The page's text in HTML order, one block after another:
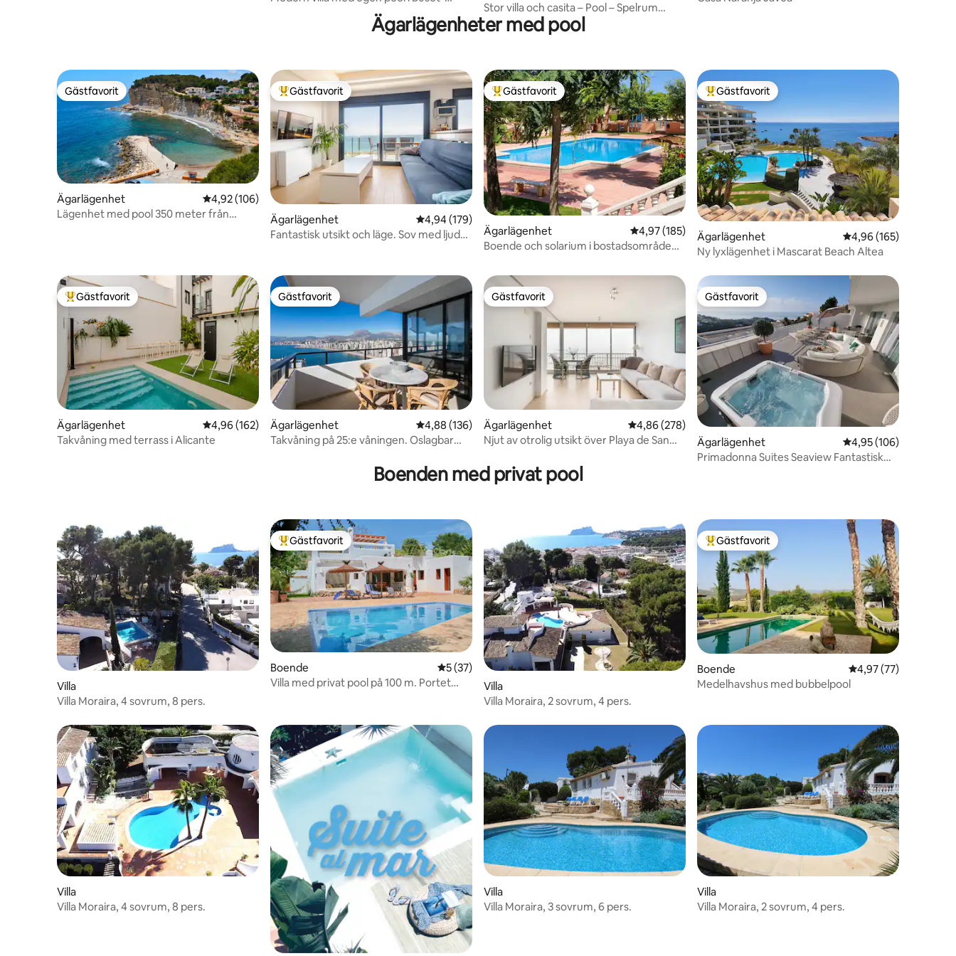
Stor villa och casita – Pool – Spelrum
(PMT28)
Ägarlägenheter med pool
Gästfavorit
Gästfavorit
Ägarlägenhet 4,92 av 5 i genomsnittligt betyg, 106 omdömen
4,92 (106)
Lägenhet med pool 350 meter från
Populär gästfavorit
Gästfavorit
Ägarlägenhet 4,94 av 5 i genomsnittligt betyg, 179 omdömen
4,94 (179)
Fantastisk utsikt och läge. Sov med ljudet
Populär gästfavorit
Gästfavorit
Ägarlägenhet 4,97 av 5 i genomsnittligt betyg, 185 omdömen
4,97 (185)
Boende och solarium i bostadsområde
Populär gästfavorit
Gästfavorit
Ägarlägenhet 4,96 av 5 i
4,96 (165)
Ny lyxlägenhet i Mascarat Beach Altea
Populär gästfavorit
Gästfavorit
Ägarlägenhet 4,96 av 5 i genomsnittligt betyg, 162 omdömen
4,96 (162)
Takvåning med terrass i Alicante
Gästfavorit
Gästfavorit
Ägarlägenhet 4,88 av 5 i genomsnittligt betyg, 136 omdömen
4,88 (136)
Takvåning på 25:e våningen. Oslagbar
Gästfavorit
Gästfavorit
Ägarlägenhet 4,86 av 5 i genomsnittligt betyg, 278 omdömen
4,86 (278)
Njut av otrolig utsikt över Playa de San
Gästfavorit
Gästfavorit
Ägarlägenhet 4,95 av 5 i
4,95 (106)
Primadonna Suites Seaview Fantastisk
Boenden med privat pool
Villa
Villa Moraira, 4 sovrum, 8 pers.
Populär gästfavorit
Gästfavorit
Boende 5 av 5 i genomsnittligt betyg, 37 omdömen
5 (37)
Villa med privat pool på 100 m. Portet
Villa
Villa Moraira, 2 sovrum, 4 pers.
Populär gästfavorit
Gästfavorit
Boende 4,97 av 5 i
4,97 (77)
Medelhavshus med bubbelpool
Villa
Villa Moraira, 4 sovrum, 8 pers.
Villa
Villa Moraira, 3 sovrum, 6 pers.
Villa
Villa Moraira, 2 sovrum, 4 pers.